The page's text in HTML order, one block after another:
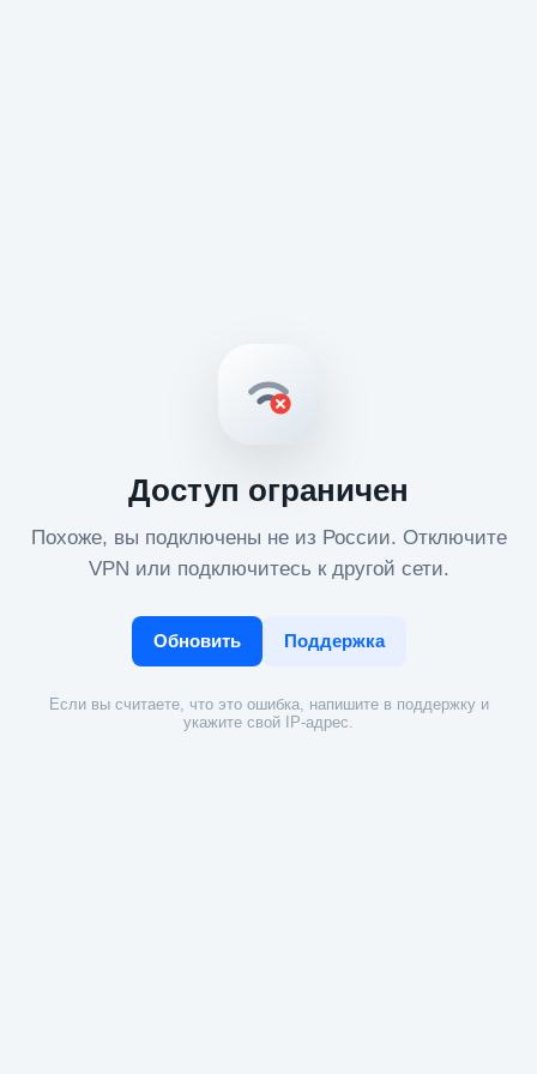
Доступ ограничен
Похоже, вы подключены не из России. Отключите
VPN или подключитесь к другой сети.
Обновить Поддержка
Если вы считаете, что это ошибка, напишите в поддержку и
укажите свой IP-адрес.